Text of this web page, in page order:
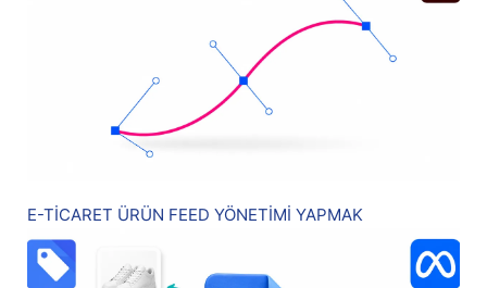
E-TİCARET ÜRÜN FEED YÖNETİMİ YAPMAK